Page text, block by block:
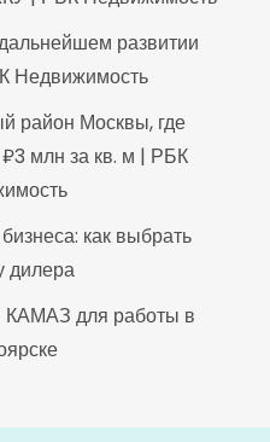
развитии
Недвижимость
район Москвы, где
млн за кв. м | РБК
как выбрать
дилера
КАМАЗ для работы в